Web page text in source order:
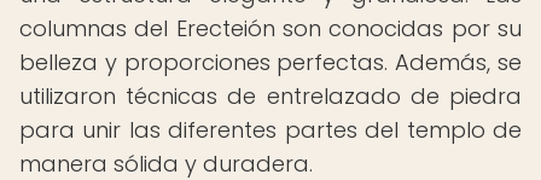
columnas del Erecteión son conocidas por su
belleza y proporciones perfectas. Además, se
utilizaron técnicas de entrelazado de piedra
para unir las diferentes partes del templo de
manera sólida y duradera.